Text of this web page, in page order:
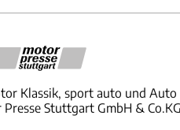
Klassik, sport auto und Auto
Stuttgart GmbH & Co.KG